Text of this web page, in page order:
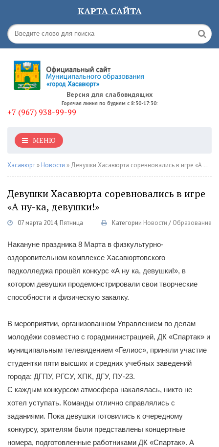
КАРТА САЙТА
Версия для слабовидящих
Горячая линия по будням с 8:30-17:30:
+7 (967) 938-99-99
МЕНЮ
Хасавюрт » Новости » Девушки Хасавюрта соревновались в игре «А ну-ка, девушки!»
Девушки Хасавюрта соревновались в игре
«А ну-ка, девушки!»
07 марта 2014, Пятница Категории Новости / Образование
Накануне праздника 8 Марта в физкультурно-
оздоровительном комплексе Хасавюртовского
педколледжа прошёл конкурс «А ну ка, девушки!», в
котором девушки продемонстрировали свои творческие
способности и физическую закалку.
В мероприятии, организованном Управлением по делам
молодёжи совместно с горадминистрацией, ДК «Спартак» и
муниципальным телевидением «Гелиос», приняли участие
студентки пяти высших и средних учебных заведений
города: ДГПУ, РГСУ, ХПК, ДГУ, ПУ-23.
С каждым конкурсом атмосфера накалялась, никто не
хотел уступать. Команды отлично справлялись с
заданиями. Пока девушки готовились к очередному
конкурсу, зрителям были представлены концертные
номера, подготовленные работниками ДК «Спартак». А